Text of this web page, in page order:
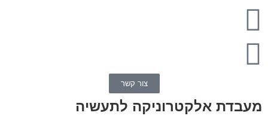
צור קשר
מעבדת אלקטרוניקה לתעשיה